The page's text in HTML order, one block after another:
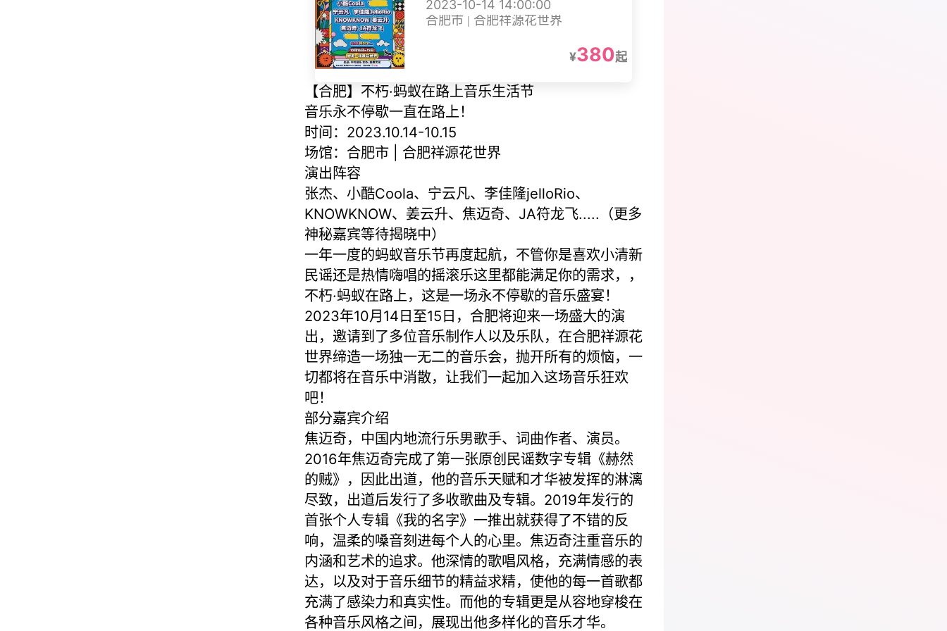
2023-10-14 14:00:00
合肥市 | 合肥祥源花世界
¥380起
【合肥】不朽·蚂蚁在路上音乐生活节
音乐永不停歇一直在路上！
时间：2023.10.14-10.15
场馆：合肥市 | 合肥祥源花世界
演出阵容
张杰、小酷Coola、宁云凡、李佳隆jelloRio、
KNOWKNOW、姜云升、焦迈奇、JA符龙飞.....（更多
神秘嘉宾等待揭晓中）
一年一度的蚂蚁音乐节再度起航，不管你是喜欢小清新
民谣还是热情嗨唱的摇滚乐这里都能满足你的需求，，
不朽·蚂蚁在路上，这是一场永不停歇的音乐盛宴！
2023年10月14日至15日，合肥将迎来一场盛大的演
出，邀请到了多位音乐制作人以及乐队，在合肥祥源花
世界缔造一场独一无二的音乐会，抛开所有的烦恼，一
切都将在音乐中消散，让我们一起加入这场音乐狂欢
吧！
部分嘉宾介绍
焦迈奇，中国内地流行乐男歌手、词曲作者、演员。
2016年焦迈奇完成了第一张原创民谣数字专辑《赫然
的贼》，因此出道，他的音乐天赋和才华被发挥的淋漓
尽致，出道后发行了多收歌曲及专辑。2019年发行的
首张个人专辑《我的名字》一推出就获得了不错的反
响，温柔的嗓音刻进每个人的心里。焦迈奇注重音乐的
内涵和艺术的追求。他深情的歌唱风格，充满情感的表
达，以及对于音乐细节的精益求精，使他的每一首歌都
充满了感染力和真实性。而他的专辑更是从容地穿梭在
各种音乐风格之间，展现出他多样化的音乐才华。